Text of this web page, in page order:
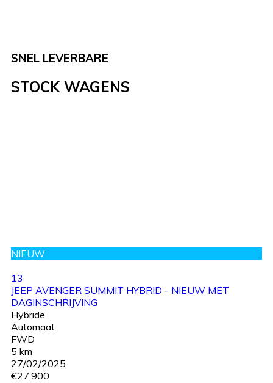
SNEL LEVERBARE
STOCK WAGENS
NIEUW
13
JEEP AVENGER SUMMIT HYBRID - NIEUW MET
DAGINSCHRIJVING
Hybride
Automaat
FWD
5 km
27/02/2025
€27,900